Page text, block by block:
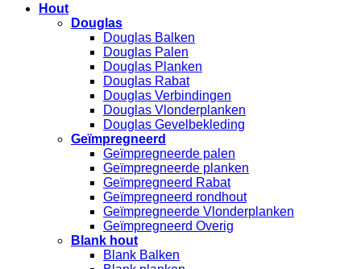
Hout
Douglas
Douglas Balken
Douglas Palen
Douglas Planken
Douglas Rabat
Douglas Verbindingen
Douglas Vlonderplanken
Douglas Gevelbekleding
Geïmpregneerd
Geïmpregneerde palen
Geïmpregneerde planken
Geïmpregneerd Rabat
Geïmpregneerd rondhout
Geïmpregneerde Vlonderplanken
Geïmpregneerd Overig
Blank hout
Blank Balken